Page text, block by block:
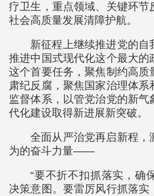
疗卫生，重点领域、关键环节
社会高质量发展清障护航。
新征程上继续推进党的
推进中国式现代化这个最大的
这个首要任务，聚焦制约高质
肃纪反腐，聚焦国家治理体系
监督体系，以管党治党的新
代化建设取得新进展新突破。
全面从严治党再启新程，
为的奋斗力量——
“要不折不扣抓落实，确
决策意图。要雷厉风行抓落